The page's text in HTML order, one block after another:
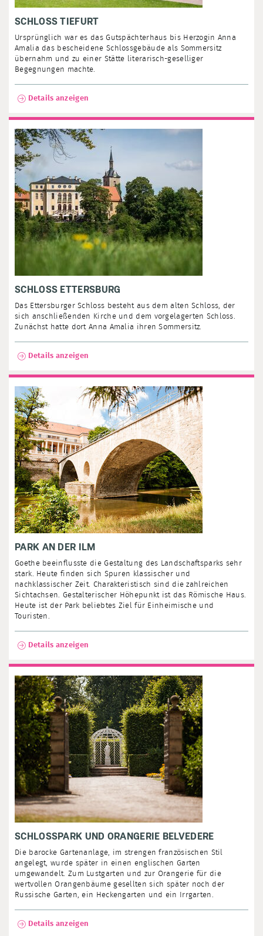
SCHLOSS TIEFURT
Ursprünglich war es das Gutspächterhaus bis Herzogin Anna
Amalia das bescheidene Schlossgebäude als Sommersitz
übernahm und zu einer Stätte literarisch-geselliger
Begegnungen machte.
Details anzeigen
SCHLOSS ETTERSBURG
Das Ettersburger Schloss besteht aus dem alten Schloss, der
sich anschließenden Kirche und dem vorgelagerten Schloss.
Zunächst hatte dort Anna Amalia ihren Sommersitz.
Details anzeigen
PARK AN DER ILM
Goethe beeinflusste die Gestaltung des Landschaftsparks sehr
stark. Heute finden sich Spuren klassischer und
nachklassischer Zeit. Charakteristisch sind die zahlreichen
Sichtachsen. Gestalterischer Höhepunkt ist das Römische Haus.
Heute ist der Park beliebtes Ziel für Einheimische und
Touristen.
Details anzeigen
SCHLOSSPARK UND ORANGERIE BELVEDERE
Die barocke Gartenanlage, im strengen französischen Stil
angelegt, wurde später in einen englischen Garten
umgewandelt. Zum Lustgarten und zur Orangerie für die
wertvollen Orangenbäume gesellten sich später noch der
Russische Garten, ein Heckengarten und ein Irrgarten.
Details anzeigen